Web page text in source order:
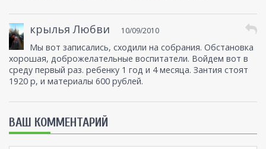
крылья Любви 10/09/2010
Мы вот записались, сходили на собрания. Обстановка
хорошая, доброжелательные воспитатели. Войдем вот в
среду первый раз. ребенку 1 год и 4 месяца. Зантия стоят
1920 р, и материалы 600 рублей.
ВАШ КОММЕНТАРИЙ